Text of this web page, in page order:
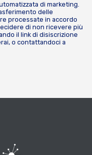
di marketing.
delle
processate in accordo
di non ricevere più
il link di disiscrizione
o contattandoci a